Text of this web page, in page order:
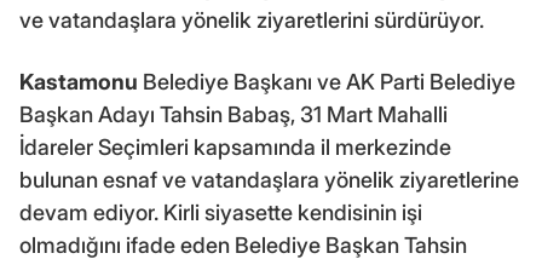
ve vatandaşlara yönelik ziyaretlerini sürdürüyor.
Kastamonu Belediye Başkanı ve AK Parti Belediye
Başkan Adayı Tahsin Babaş, 31 Mart Mahalli
İdareler Seçimleri kapsamında il merkezinde
bulunan esnaf ve vatandaşlara yönelik ziyaretlerine
devam ediyor. Kirli siyasette kendisinin işi
olmadığını ifade eden Belediye Başkan Tahsin